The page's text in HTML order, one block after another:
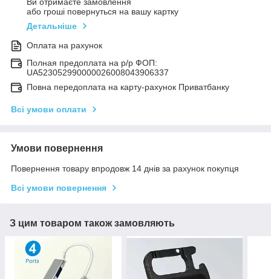
Ви отримаєте замовлення
або гроші повернуться на вашу картку
Детальніше
Оплата на рахунок
Полная предоплата на р/р ФОП:
UA523052990000026008043906337
Повна передоплата на карту-рахунок Приватбанку
Всі умови оплати
Умови повернення
Повернення товару впродовж 14 днів за рахунок покупця
Всі умови повернення
З цим товаром також замовляють